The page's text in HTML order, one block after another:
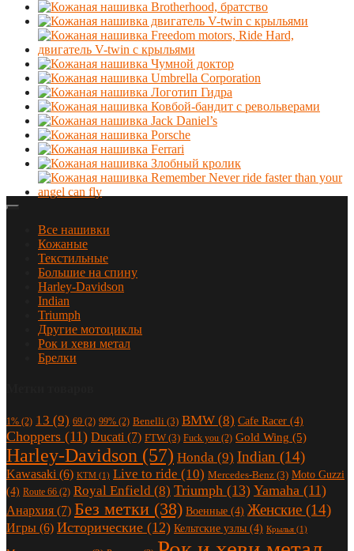
Все нашивки
Кожаные
Текстильные
Большие на спину
Harley-Davidson
Indian
Triumph
Другие мотоциклы
Рок и хеви метал
Брелки
1% (2) 13 (9) 69 (2) 99% (2) Benelli (3) BMW (8) Cafe Racer (4)
Choppers (11) Ducati (7) FTW (3) Fuck you (2) Gold Wing (5)
Harley-Davidson (57) Honda (9) Indian (14)
Kawasaki (6) KTM (1) Live to ride (10) Mercedes-Benz (3) Moto Guzzi
(4) Route 66 (2) Royal Enfield (8) Triumph (13) Yamaha (11)
Анархия (7) Без метки (38) Военные (4) Женские (14)
Игры (6) Исторические (12) Кельтские узлы (4) Крылья (1)